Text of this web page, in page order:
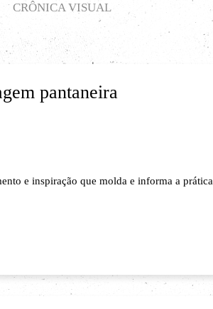
CRÔNICA VISUAL
pantaneira
e inspiração que molda e informa a prática